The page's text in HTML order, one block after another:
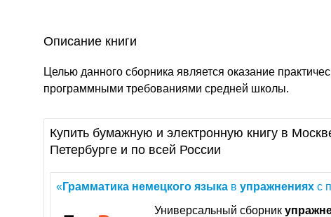
Описание книги
Целью данного сборника является оказание
программными требованиями средней школы.
Купить бумажную и электронную книгу в
Петербурге и по всей России
«Грамматика немецкого языка в упражнениях с
Универсальный сборник